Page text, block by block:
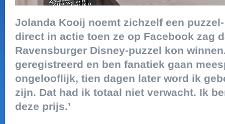
Jolanda Kooij noemt zichzelf een
direct in actie toen ze op Facebook zag
Ravensburger Disney-puzzel kon
geregistreerd en ben fanatiek gaan
ongelooflijk, tien dagen later word ik
zijn. Dat had ik totaal niet verwacht. Ik
deze prijs.’